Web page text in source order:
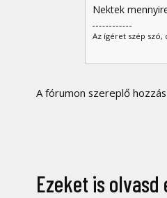
Nektek
Az ígéret szép szó,
A fórumon szereplő
Ezeket is olvasd